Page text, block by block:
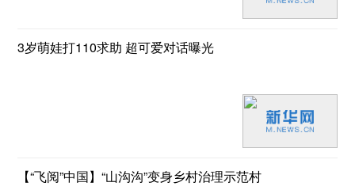
3岁萌娃打110求助 超可爱对话曝光
【“飞阅”中国】“山沟沟”变身乡村治理示范村